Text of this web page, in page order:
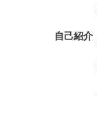
自己紹介